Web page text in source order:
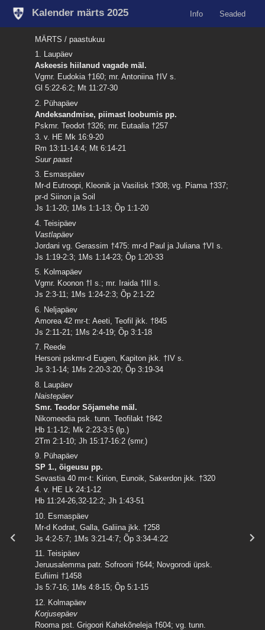
Kalender märts 2025 Info Seaded
MÄRTS / paastukuu
1. Laupäev
Askeesis hiilanud vagade mäl.
Vgmr. Eudokia †160; mr. Antoniina †IV s.
Gl 5:22-6:2; Mt 11:27-30
2. Pühapäev
Andeksandmise, piimast loobumis pp.
Pskmr. Teodot †326; mr. Eutaalia †257
3. v. HE Mk 16:9-20
Rm 13:11-14:4; Mt 6:14-21
Suur paast
3. Esmaspäev
Mr-d Eutroopi, Kleonik ja Vasilisk †308; vg. Piama †337;
pr-d Siinon ja Soil
Js 1:1-20; 1Ms 1:1-13; Õp 1:1-20
4. Teisipäev
Vastlapäev
Jordani vg. Gerassim †475: mr-d Paul ja Juliana †VI s.
Js 1:19-2:3; 1Ms 1:14-23; Õp 1:20-33
5. Kolmapäev
Vgmr. Koonon †I s.; mr. Iraida †III s.
Js 2:3-11; 1Ms 1:24-2:3; Õp 2:1-22
6. Neljapäev
Amorea 42 mr-t: Aeeti, Teofil jkk. †845
Js 2:11-21; 1Ms 2:4-19; Õp 3:1-18
7. Reede
Hersoni pskmr-d Eugen, Kapiton jkk. †IV s.
Js 3:1-14; 1Ms 2:20-3:20; Õp 3:19-34
8. Laupäev
Naistepäev
Smr. Teodor Sõjamehe mäl.
Nikomeedia psk. tunn. Teofilakt †842
Hb 1:1-12; Mk 2:23-3:5 (lp.)
2Tm 2:1-10; Jh 15:17-16:2 (smr.)
9. Pühapäev
SP 1., õigeusu pp.
Sevastia 40 mr-t: Kirion, Eunoik, Sakerdon jkk. †320
4. v. HE Lk 24:1-12
Hb 11:24-26,32-12:2; Jh 1:43-51
10. Esmaspäev
Mr-d Kodrat, Galla, Galiina jkk. †258
Js 4:2-5:7; 1Ms 3:21-4:7; Õp 3:34-4:22
11. Teisipäev
Jeruusalemma patr. Sofrooni †644; Novgorodi üpsk.
Eufiimi †1458
Js 5:7-16; 1Ms 4:8-15; Õp 5:1-15
12. Kolmapäev
Korjusepäev
Rooma pst. Grigoori Kahekõneleja †604; vg. tunn.